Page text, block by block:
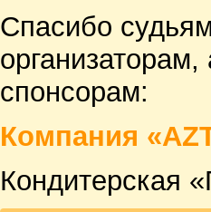
Спасибо
спонсорам:
Компания
Кондитерская